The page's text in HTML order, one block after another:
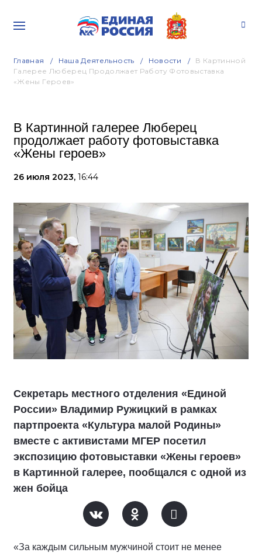
Главная Наша Деятельность Новости
В Картинной
Галерее Люберец Продолжает Работу Фотовыставка
«Жены Героев»
В Картинной галерее Люберец
продолжает работу фотовыставка
«Жены героев»
26 июля 2023, 16:44
Секретарь местного отделения «Единой
России» Владимир Ружицкий в рамках
партпроекта «Культура малой Родины»
вместе с активистами МГЕР посетил
экспозицию фотовыставки «Жены героев»
в Картинной галерее, пообщался с одной из
жен бойца
«За каждым сильным мужчиной стоит не менее